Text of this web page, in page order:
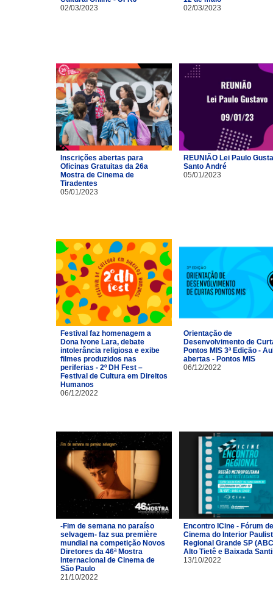
02/03/2023
02/03/2023
Inscrições abertas para
Oficinas Gratuitas da 26a
Mostra de Cinema de
Tiradentes
05/01/2023
REUNIÃO Lei Paulo
Santo André
05/01/2023
Festival faz homenagem a
Dona Ivone Lara, debate
intolerância religiosa e exibe
filmes produzidos nas
periferias - 2º DH Fest –
Festival de Cultura em Direitos
Humanos
06/12/2022
Orientação de
Desenvolvimento de
Pontos MIS 3ª Edição -
abertas - Pontos MIS
06/12/2022
-Fim de semana no paraíso
selvagem- faz sua première
mundial na competição Novos
Diretores da 46ª Mostra
Internacional de Cinema de
São Paulo
21/10/2022
Encontro ICine - Fórum de
Cinema do Interior
Regional Grande SP
Alto Tietê e Baixada
13/10/2022